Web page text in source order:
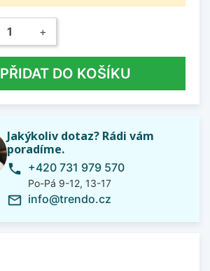
+
PŘIDAT DO KOŠÍKU
Jakýkoliv dotaz? Rádi vám
poradíme.
phone +420 731 979 570
Po-Pá 9-12, 13-17
mail_outline info@trendo.cz